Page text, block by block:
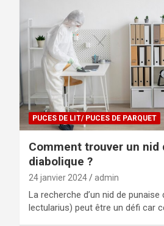
PUCES DE LIT/ PUCES DE PARQUET
Comment trouver un nid
diabolique ?
24 janvier 2024 admin
La recherche d’un nid de
lectularius) peut être un défi car